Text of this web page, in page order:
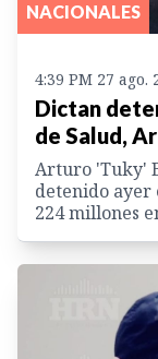
NACIONALES
4:39 PM 27 ago.
Dictan
de Salud,
Arturo 'Tuky'
detenido ayer
224 millones